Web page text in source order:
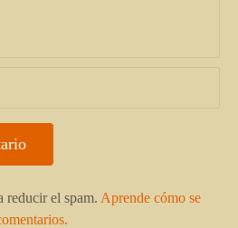
reducir el spam. Aprende cómo se